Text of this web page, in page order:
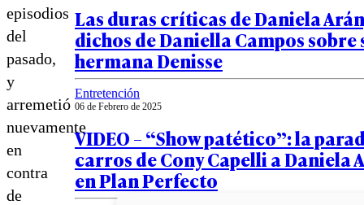
episodios
del
pasado,
y
arremetió
nuevamente
en
contra
de
Las duras críticas de Daniela
dichos de Daniella Campos sobre
hermana Denisse
Entretención
06 de Febrero de 2025
VIDEO – “Show patético”: la
carros de Cony Capelli a Daniela
en Plan Perfecto